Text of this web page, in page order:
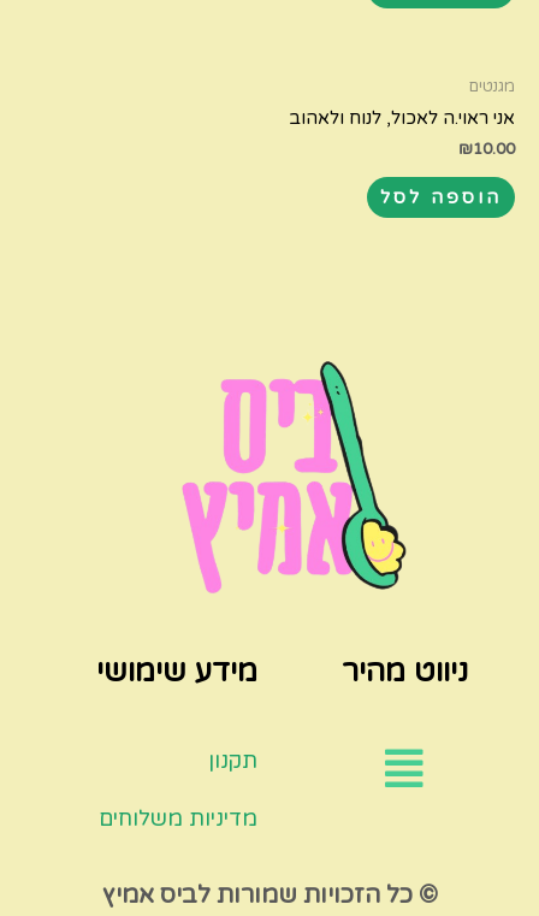
מגנטים
אני ראוי.ה לאכול, לנוח ולאהוב
₪10.00
הוספה לסל
ניווט מהיר מידע שימושי
תקנון
מדיניות משלוחים
© כל הזכויות שמורות לביס אמיץ